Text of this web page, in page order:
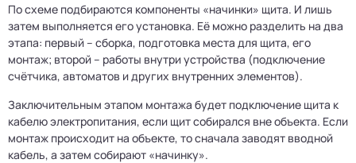
По схеме подбираются компоненты «начинки» щита. И лишь
затем выполняется его установка. Её можно разделить на два
этапа: первый – сборка, подготовка места для щита, его
монтаж; второй – работы внутри устройства (подключение
счётчика, автоматов и других внутренних элементов).
Заключительным этапом монтажа будет подключение щита к
кабелю электропитания, если щит собирался вне объекта. Если
монтаж происходит на объекте, то сначала заводят вводной
кабель, а затем собирают «начинку».